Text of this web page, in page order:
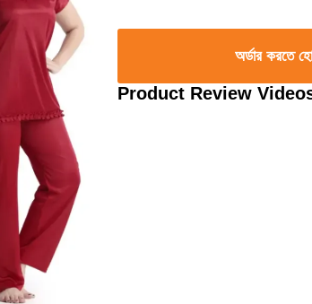
অর্ডার করতে
Product Review